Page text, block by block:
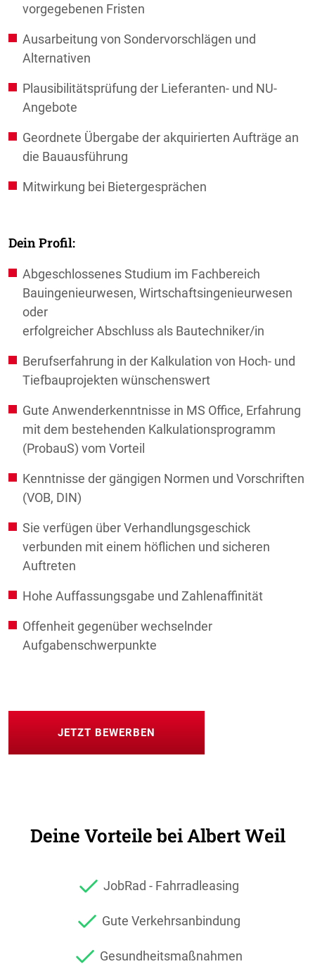
vorgegebenen Fristen
Ausarbeitung von Sondervorschlägen und
Alternativen
Plausibilitätsprüfung der Lieferanten- und NU-
Angebote
Geordnete Übergabe der akquirierten Aufträge an
die Bauausführung
Mitwirkung bei Bietergesprächen
Dein Profil:
Abgeschlossenes Studium im Fachbereich
Bauingenieurwesen, Wirtschaftsingenieurwesen
oder
erfolgreicher Abschluss als Bautechniker/in
Berufserfahrung in der Kalkulation von Hoch- und
Tiefbauprojekten wünschenswert
Gute Anwenderkenntnisse in MS Office, Erfahrung
mit dem bestehenden Kalkulationsprogramm
(ProbauS) vom Vorteil
Kenntnisse der gängigen Normen und Vorschriften
(VOB, DIN)
Sie verfügen über Verhandlungsgeschick
verbunden mit einem höflichen und sicheren
Auftreten
Hohe Auffassungsgabe und Zahlenaffinität
Offenheit gegenüber wechselnder
Aufgabenschwerpunkte
JETZT BEWERBEN
Deine Vorteile beiAlbert Weil
JobRad - Fahrradleasing
Gute Verkehrsanbindung
Gesundheitsmaßnahmen